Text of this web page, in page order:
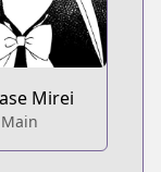
Mirei
Main